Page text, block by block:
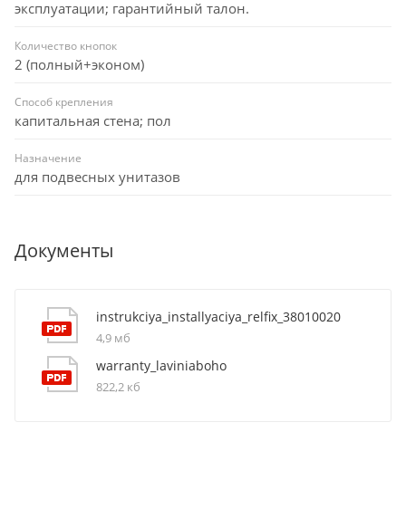
эксплуатации; гарантийный талон.
Количество кнопок
2 (полный+эконом)
Способ крепления
капитальная стена; пол
Назначение
для подвесных унитазов
Документы
instrukciya_installyaciya_relfix_38010020
4,9 мб
warranty_laviniaboho
822,2 кб